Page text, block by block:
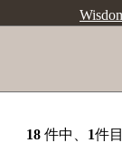
18 件中、 1件